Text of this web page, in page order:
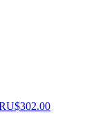
$302.00